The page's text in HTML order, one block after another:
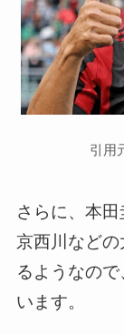
引用
さらに、本
京西川など
るようなの
います。